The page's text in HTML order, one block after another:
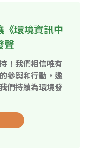
環境資訊中
聲
！我們相信唯有
參與和行動，邀
們持續為環境發